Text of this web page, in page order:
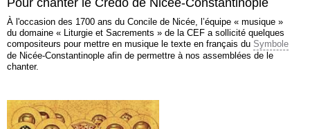
À l'occasion des 1700 ans du Concile de Nicée, l’équipe « musique »
du domaine « Liturgie et Sacrements » de la CEF a sollicité quelques
compositeurs pour mettre en musique le texte en français du Symbole
de Nicée-Constantinople afin de permettre à nos assemblées de le
chanter.